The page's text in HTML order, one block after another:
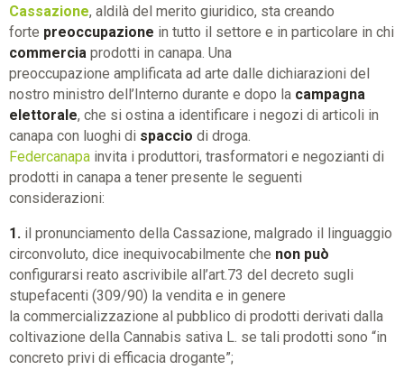
Cassazione, aldilà del merito giuridico, sta creando
forte preoccupazione in tutto il settore e in particolare in chi
commercia prodotti in canapa. Una
preoccupazione amplificata ad arte dalle dichiarazioni del
nostro ministro dell’Interno durante e dopo la campagna
elettorale, che si ostina a identificare i negozi di articoli in
canapa con luoghi di spaccio di droga.
Federcanapa invita i produttori, trasformatori e negozianti di
prodotti in canapa a tener presente le seguenti
considerazioni:
1. il pronunciamento della Cassazione, malgrado il linguaggio
circonvoluto, dice inequivocabilmente che non può
configurarsi reato ascrivibile all’art.73 del decreto sugli
stupefacenti (309/90) la vendita e in genere
la commercializzazione al pubblico di prodotti derivati dalla
coltivazione della Cannabis sativa L. se tali prodotti sono “in
concreto privi di efficacia drogante”;